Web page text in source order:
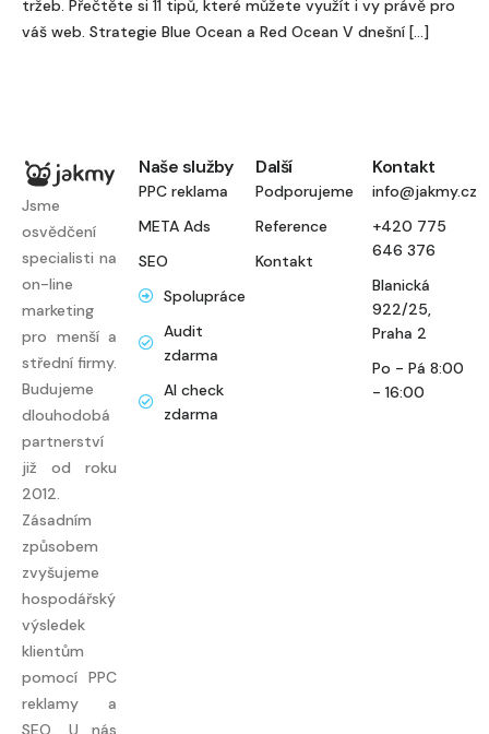
tržeb. Přečtěte si 11 tipů, které můžete využít i vy právě pro
váš web. Strategie Blue Ocean a Red Ocean V dnešní […]
Jsme
osvědčení
specialisti na
on-line
marketing
pro menší a
střední firmy.
Budujeme
dlouhodobá
partnerství
již od roku
2012.
Zásadním
způsobem
zvyšujeme
hospodářský
výsledek
klientům
pomocí PPC
reklamy a
SEO. U nás
Naše služby
PPC reklama
META Ads
SEO
Spolupráce
Audit
zdarma
AI check
zdarma
Další
Podporujeme
Reference
Kontakt
Kontakt
info@jakmy.cz
+420 775
646 376
Blanická
922/25,
Praha 2
Po - Pá 8:00
- 16:00